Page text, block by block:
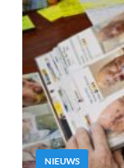
NIEUWS